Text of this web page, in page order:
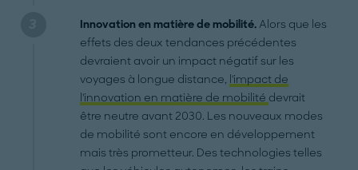
Innovation en matière de mobilité. Alors que les
effets des deux tendances précédentes
devraient avoir un impact négatif sur les
voyages à longue distance, l'impact de
l'innovation en matière de mobilité devrait
être neutre avant 2030. Les nouveaux modes
de mobilité sont encore en développement
mais très prometteur. Des technologies telles